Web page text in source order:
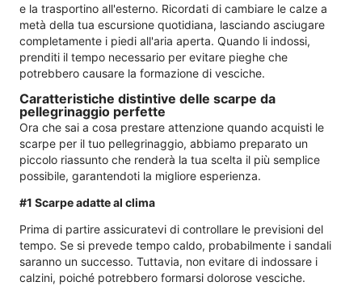
e la trasportino all'esterno. Ricordati di cambiare le calze a
metà della tua escursione quotidiana, lasciando asciugare
completamente i piedi all'aria aperta. Quando li indossi,
prenditi il ​​tempo necessario per evitare pieghe che
potrebbero causare la formazione di vesciche.
Caratteristiche distintive delle scarpe da
pellegrinaggio perfette
Ora che sai a cosa prestare attenzione quando acquisti le
scarpe per il tuo pellegrinaggio, abbiamo preparato un
piccolo riassunto che renderà la tua scelta il più semplice
possibile, garantendoti la migliore esperienza.
#1 Scarpe adatte al clima
Prima di partire assicuratevi di controllare le previsioni del
tempo. Se si prevede tempo caldo, probabilmente i sandali
saranno un successo. Tuttavia, non evitare di indossare i
calzini, poiché potrebbero formarsi dolorose vesciche.